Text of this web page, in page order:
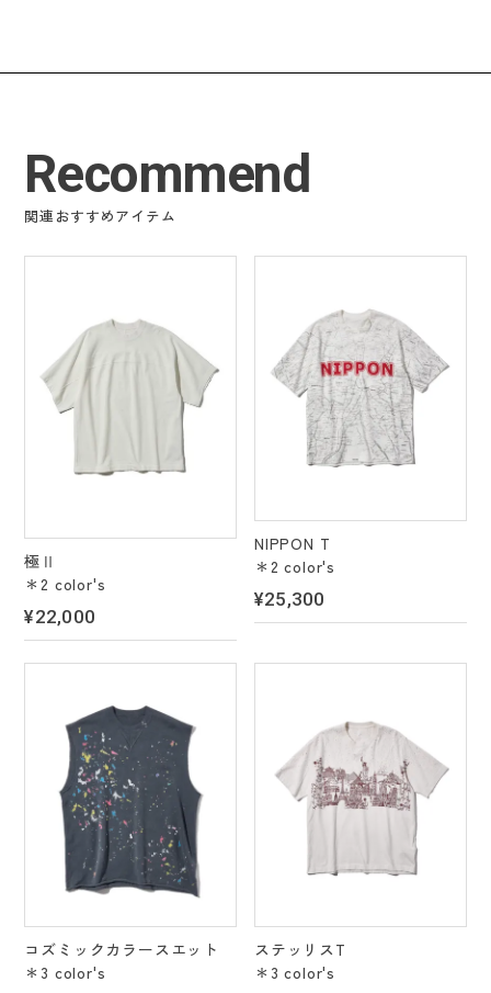
Recommend
関連おすすめアイテム
極Ⅱ
＊2 color's
¥22,000
NIPPON T
＊2 color's
¥25,300
コズミックカラースエット
＊3 color's
ステッリスT
＊3 color's